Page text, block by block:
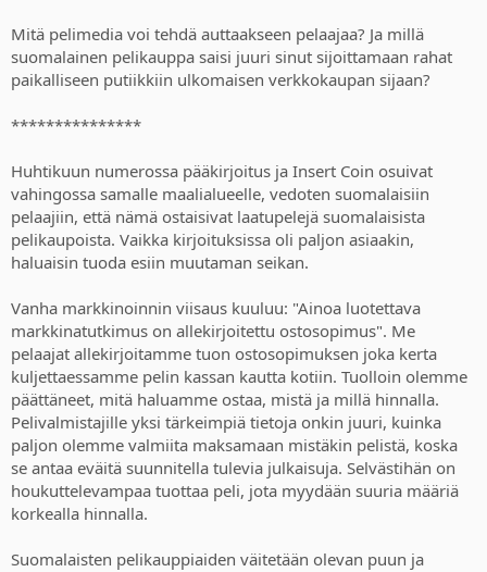
Mitä pelimedia voi tehdä auttaakseen pelaajaa? Ja millä
suomalainen pelikauppa saisi juuri sinut sijoittamaan rahat
paikalliseen putiikkiin ulkomaisen verkkokaupan sijaan?
***************
Huhtikuun numerossa pääkirjoitus ja Insert Coin osuivat
vahingossa samalle maalialueelle, vedoten suomalaisiin
pelaajiin, että nämä ostaisivat laatupelejä suomalaisista
pelikaupoista. Vaikka kirjoituksissa oli paljon asiaakin,
haluaisin tuoda esiin muutaman seikan.
Vanha markkinoinnin viisaus kuuluu: "Ainoa luotettava
markkinatutkimus on allekirjoitettu ostosopimus". Me
pelaajat allekirjoitamme tuon ostosopimuksen joka kerta
kuljettaessamme pelin kassan kautta kotiin. Tuolloin olemme
päättäneet, mitä haluamme ostaa, mistä ja millä hinnalla.
Pelivalmistajille yksi tärkeimpiä tietoja onkin juuri, kuinka
paljon olemme valmiita maksamaan mistäkin pelistä, koska
se antaa eväitä suunnitella tulevia julkaisuja. Selvästihän on
houkuttelevampaa tuottaa peli, jota myydään suuria määriä
korkealla hinnalla.
Suomalaisten pelikauppiaiden väitetään olevan puun ja